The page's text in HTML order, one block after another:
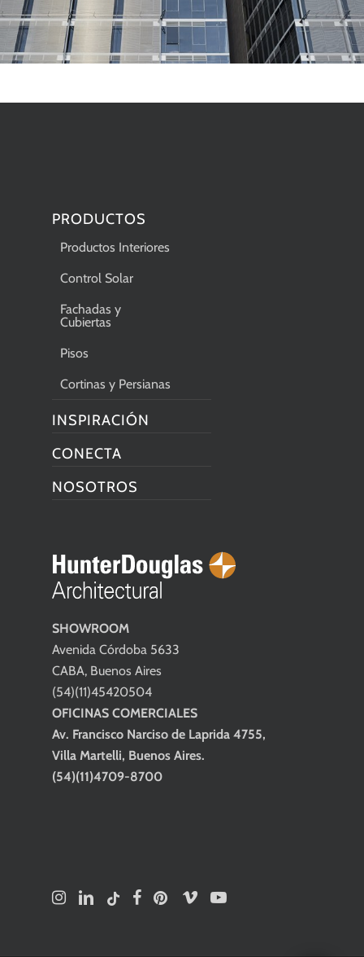
SHOWROOM
Avenida Córdoba 5633
CABA, Buenos Aires
(54)(11)45420504
OFICINAS COMERCIALES
Av. Francisco Narciso de Laprida 4755,
Villa Martelli, Buenos Aires.
(54)(11)4709-8700
PRODUCTOS
Productos Interiores
Control Solar
Fachadas y
Cubiertas
Pisos
Cortinas y Persianas
INSPIRACIÓN
CONECTA
NOSOTROS